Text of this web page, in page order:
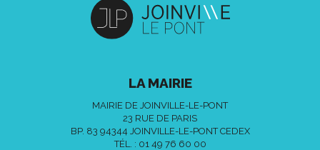
LA MAIRIE
MAIRIE DE JOINVILLE-LE-PONT
23 RUE DE PARIS
BP. 83 94344 JOINVILLE-LE-PONT CEDEX
TÉL. : 01 49 76 60 00